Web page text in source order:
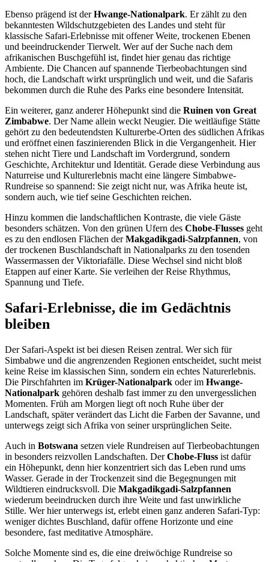
Ebenso prägend ist derHwange-Nationalpark. Er zählt zu den
bekanntesten Wildschutzgebieten des Landes und steht für
klassische Safari-Erlebnisse mit offener Weite, trockenen Ebenen
und beeindruckender Tierwelt. Wer auf der Suche nach dem
afrikanischen Buschgefühl ist, findet hier genau das richtige
Ambiente. Die Chancen auf spannende Tierbeobachtungen sind
hoch, die Landschaft wirkt ursprünglich und weit, und die Safaris
bekommen durch die Ruhe des Parks eine besondere Intensität.
Ein weiterer, ganz anderer Höhepunkt sind die Ruinen von Great
Zimbabwe. Der Name allein weckt Neugier. Die weitläufige Stätte
gehört zu den bedeutendsten Kulturerbe-Orten des südlichen Afrikas
und eröffnet einen faszinierenden Blick in die Vergangenheit. Hier
stehen nicht Tiere und Landschaft im Vordergrund, sondern
Geschichte, Architektur und Identität. Gerade diese Verbindung aus
Naturreise und Kulturerlebnis macht eine längere Simbabwe-
Rundreise so spannend: Sie zeigt nicht nur, was Afrika heute ist,
sondern auch, wie tief seine Geschichten reichen.
Hinzu kommen die landschaftlichen Kontraste, die viele Gäste
besonders schätzen. Von den grünen Ufern des Chobe-Flusses geht
es zu den endlosen Flächen derMakgadikgadi-Salzpfannen, von
der trockenen Buschlandschaft in Nationalparks zu den tosenden
Wassermassen der Viktoriafälle. Diese Wechsel sind nicht bloß
Etappen auf einer Karte. Sie verleihen der Reise Rhythmus,
Spannung und Tiefe.
Safari-Erlebnisse, die im Gedächtnis
bleiben
Der Safari-Aspekt ist bei diesen Reisen zentral. Wer sich für
Simbabwe und die angrenzenden Regionen entscheidet, sucht meist
keine Reise im klassischen Sinn, sondern ein echtes Naturerlebnis.
Die Pirschfahrten im Krüger-Nationalpark oder im Hwange-
Nationalpark gehören deshalb fast immer zu den unvergesslichen
Momenten. Früh am Morgen liegt oft noch Ruhe über der
Landschaft, später verändert das Licht die Farben der Savanne, und
unterwegs zeigt sich Afrika von seiner ursprünglichen Seite.
Auch in Botswana setzen viele Rundreisen auf Tierbeobachtungen
in besonders reizvollen Landschaften. DerChobe-Fluss ist dafür
ein Höhepunkt, denn hier konzentriert sich das Leben rund ums
Wasser. Gerade in der Trockenzeit sind die Begegnungen mit
Wildtieren eindrucksvoll. Die Makgadikgadi-Salzpfannen
wiederum beeindrucken durch ihre Weite und fast unwirkliche
Stille. Wer hier unterwegs ist, erlebt einen ganz anderen Safari-Typ:
weniger dichtes Buschland, dafür offene Horizonte und eine
besondere, fast meditative Atmosphäre.
Solche Momente sind es, die eine dreiwöchige Rundreise so